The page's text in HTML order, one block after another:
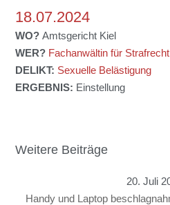
18.07.2024
WO?Amtsgericht Kiel
WER? Fachanwältin für
DELIKT: Sexuelle Belästigung
ERGEBNIS: Einstellung
Weitere Beiträge
20. Juli
Handy und Laptop